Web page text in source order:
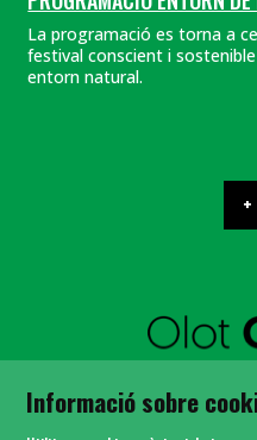
La programació es torna a
festival conscient i
entorn natural.
Informació sobre